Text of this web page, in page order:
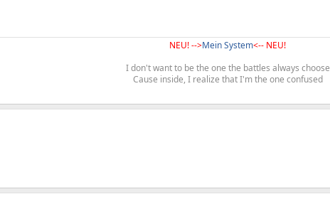
NEU! -->Mein System<-- NEU!
I don't want to be the one the battles always choose
Cause inside, I realize that I'm the one confused